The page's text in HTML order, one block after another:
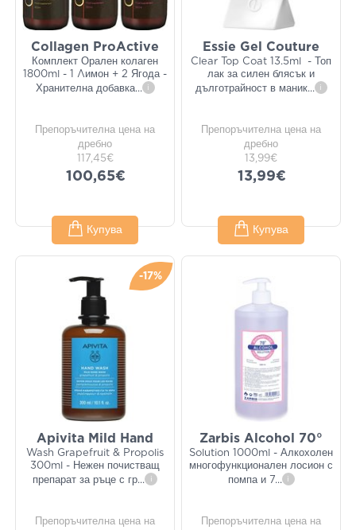
Collagen ProActive
Комплект Орален колаген
1800ml - 1 Λимон + 2 Ягода -
Хранителна добавка... i
Препоръчителна цена на
дребно
117,45€
100,65€
Купува
Essie Gel Couture
Clear Top Coat 13.5ml - Топ
лак за силен блясък и
дълготрайност в маник... i
Препоръчителна цена на
дребно
13,99€
13,99€
Купува
-17%
Apivita Mild Hand
Wash Grapefruit & Propolis
300ml - Нежен почистващ
препарат за ръце с гр... i
Препоръчителна цена на
Zarbis Alcohol 70°
Solution 1000ml - ​​​​​​​Алкохолен
многофункционален лосион с
помпа и 7... i
Препоръчителна цена на